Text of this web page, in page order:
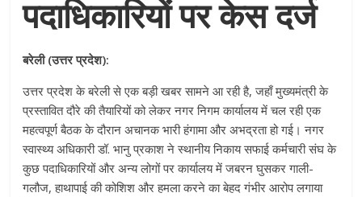
पदाधिकारियों पर केस दर्ज
बरेली (उत्तर प्रदेश):
उत्तर प्रदेश के बरेली से एक बड़ी खबर सामने आ रही है, जहाँ मुख्यमंत्री के
प्रस्तावित दौरे की तैयारियों को लेकर नगर निगम कार्यालय में चल रही एक
महत्वपूर्ण बैठक के दौरान अचानक भारी हंगामा और अभद्रता हो गई। नगर
स्वास्थ्य अधिकारी डॉ. भानु प्रकाश ने स्थानीय निकाय सफाई कर्मचारी संघ के
कुछ पदाधिकारियों और अन्य लोगों पर कार्यालय में जबरन घुसकर गाली-
गलौज, हाथापाई की कोशिश और हमला करने का बेहद गंभीर आरोप लगाया